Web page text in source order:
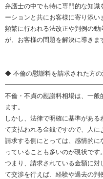
弁護士の中でも特に専門的な知
ーションと共にお客様に寄り添い
頻繁に行われる法改正や判例の
が、お客様の問題を解決に導きま
◆ 不倫の慰謝料を請求された方
不倫・不貞の慰謝料相場は、一
ます。
しかし、法律で明確に基準があ
て支払われる金銭ですので、人に
請求する側にとっては、感情的
っていることも多いのが現状です。
つまり、請求されている金額に対
て交渉を行えば、経験や過去の